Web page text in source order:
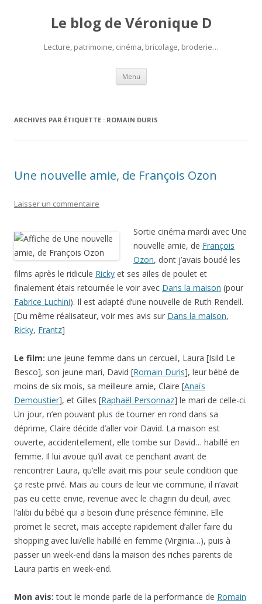
Le blog de Véronique D
Lecture, patrimoine, cinéma, bricolage, broderie…
Menu Aller
contenu
ARCHIVES PAR ÉTIQUETTE : ROMAIN DURIS
Une nouvelle amie, de François Ozon
Laisser un commentaire
Sortie cinéma mardi avec Une
nouvelle amie, de François
Ozon, dont j’avais boudé les
films après le ridicule Ricky et ses ailes de poulet et
finalement étais retournée le voir avec Dans la maison (pour
Fabrice Luchini). Il est adapté d’une nouvelle de Ruth Rendell.
[Du même réalisateur, voir mes avis sur Dans la maison,
Ricky, Frantz]
Le film: une jeune femme dans un cercueil, Laura [Isild Le
Besco], son jeune mari, David [Romain Duris], leur bébé de
moins de six mois, sa meilleure amie, Claire [Anaïs
Demoustier], et Gilles [Raphaël Personnaz] le mari de celle-ci.
Un jour, n’en pouvant plus de tourner en rond dans sa
déprime, Claire décide d’aller voir David. La maison est
ouverte, accidentellement, elle tombe sur David… habillé en
femme. Il lui avoue qu’il avait ce penchant avant de
rencontrer Laura, qu’elle avait mis pour seule condition que
ça reste privé. Mais au cours de leur vie commune, il n’avait
pas eu cette envie, revenue avec le chagrin du deuil, avec
l’alibi du bébé qui a besoin d’une présence féminine. Elle
promet le secret, mais accepte rapidement d’aller faire du
shopping avec lui/elle habillé en femme (Virginia…), puis à
passer un week-end dans la maison des riches parents de
Laura partis en week-end.
Mon avis: tout le monde parle de la performance de Romain